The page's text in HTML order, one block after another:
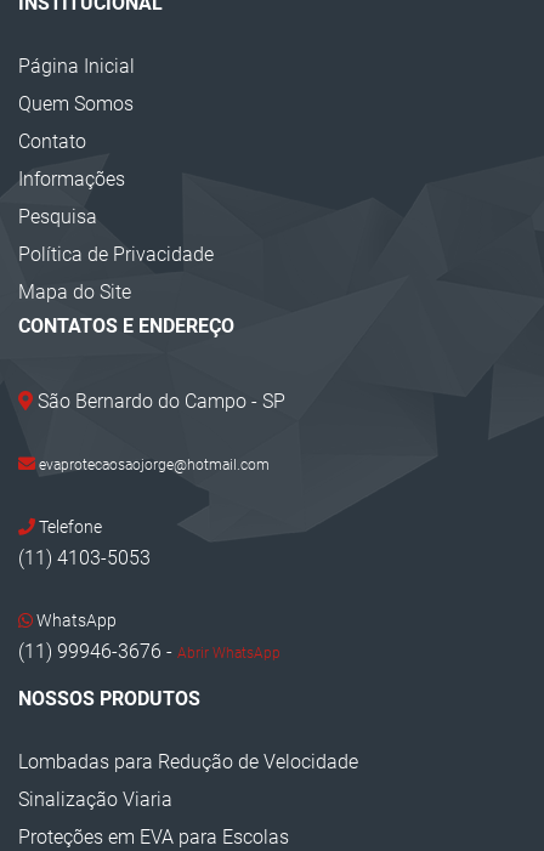
Página Inicial
Quem Somos
Contato
Informações
Pesquisa
Política de Privacidade
Mapa do Site
CONTATOS E ENDEREÇO
São Bernardo do Campo - SP
evaprotecaosaojorge@hotmail.com
Telefone
(11) 4103-5053
WhatsApp
(11) 99946-3676 - Abrir WhatsApp
NOSSOS PRODUTOS
Lombadas para Redução de Velocidade
Sinalização Viaria
Proteções em EVA para Escolas